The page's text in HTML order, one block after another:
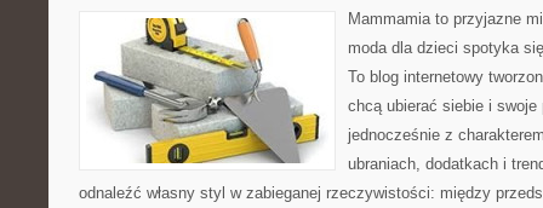
Mammamia to przyjazne
moda dla dzieci spotyka
To blog internetowy
chcą ubierać siebie i
jednocześnie z
ubraniach, dodatkach i
odnaleźć własny styl w zabieganej rzeczywistości: między